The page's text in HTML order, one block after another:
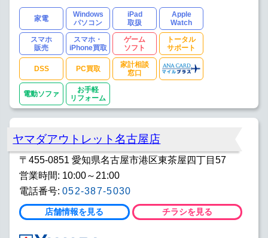
家電
Windows
パソコン
iPad
取扱
Apple
Watch
スマホ
販売
スマホ・
iPhone買取
ゲーム
ソフト
トータル
サポート
DSS PC買取
家計相談
窓口
電動ソファ
お手軽
リフォーム
ヤマダアウトレット名古屋店
〒455-0851 愛知県名古屋市港区東茶屋四丁目57
営業時間: 10:00～21:00
電話番号: 052-387-5030
店舗情報を見る チラシを見る